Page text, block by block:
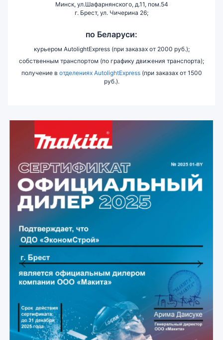
Минск, ул.Шафарнянского, д.11, пом.54
г. Брест, ул. Чичерина 26;
по Беларуси:
курьером AutolightExpress (при заказах от 2000 руб.);
собственным транспортом (по графику движения транспорта);
получение в отделениях AutolightExpress(при заказах от 1500
руб.).
Previous Next